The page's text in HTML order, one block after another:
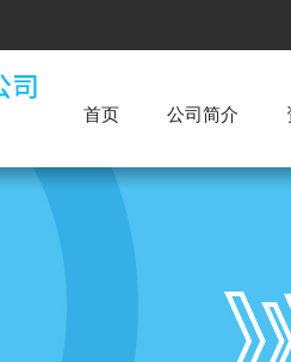
首页 公司简介